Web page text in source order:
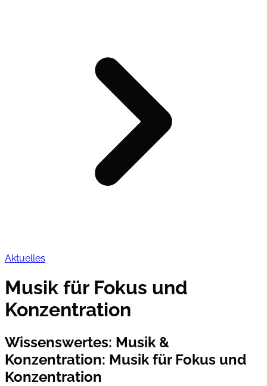
Aktuelles
Musik für Fokus und
Konzentration
Wissenswertes: Musik &
Konzentration: Musik für Fokus und
Konzentration